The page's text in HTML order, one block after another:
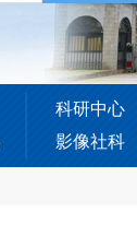
科研中心
影像社科